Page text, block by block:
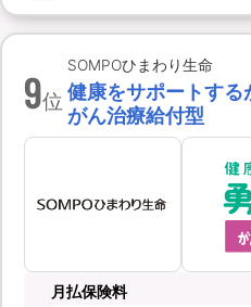
9位
SOMPOひまわり生命
健康をサポートする
がん治療給付型
月払保険料